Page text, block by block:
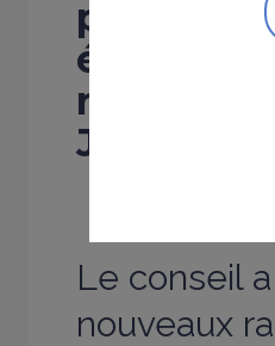
nombreux
Jung,
Le conseil
nouveaux